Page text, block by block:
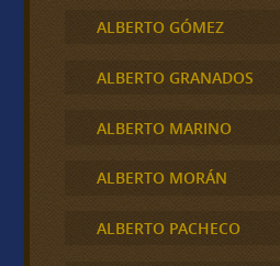
ALBERTO GÓMEZ
ALBERTO GRANADOS
ALBERTO MARINO
ALBERTO MORÁN
ALBERTO PACHECO